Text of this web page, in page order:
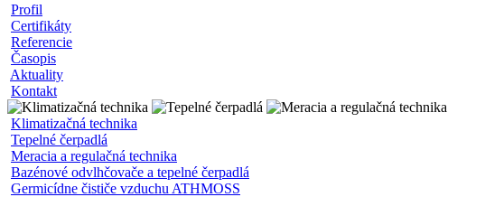
Profil
Certifikáty
Referencie
Časopis
Aktuality
Kontakt
Klimatizačná technika
Tepelné čerpadlá
Meracia a regulačná technika
Bazénové odvlhčovače a tepelné čerpadlá
Germicídne čističe vzduchu ATHMOSS